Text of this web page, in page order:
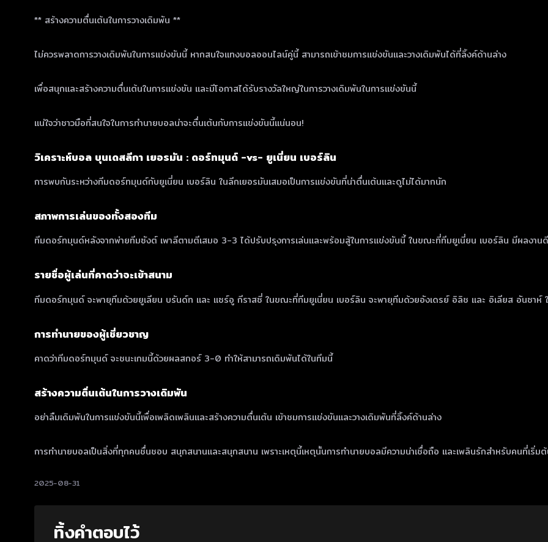
** สร้างความตื่นเต้นในการวางเดิมพัน **
ไม่ควรพลาดการวางเดิมพันในการแข่งขันนี้ หากสนใจแทงบอลออนไลน์คู่นี้ สามารถเข้าชมการแข่งขันและวางเดิมพันได้ที่ลิ้งค์ด้านล่าง
เพื่อสนุกและสร้างความตื่นเต้นในการแข่งขัน และมีโอกาสได้รับรางวัลใหญ่ในการวางเดิมพันในการแข่งขันนี้
แน่ใจว่าชาวมือที่สนใจในการทำนายบอลน่าจะตื่นเต้นกับการแข่งขันนี้แน่นอน!
วิเคราะห์บอล บุนเดสลีกา เยอรมัน : ดอร์ทมุนด์ -vs- ยูเนี่ยน เบอร์ลิน
การพบกันระหว่างทีมดอร์ทมุนด์กับยูเนี่ยน เบอร์ลิน ในลีกเยอรมันเสมอเป็นการแข่งขันที่น่าตื่นเต้นและดูไม่ได้มากนัก
สภาพการเล่นของทั้งสองทีม
ทีมดอร์ทมุนด์หลังจากพ่ายทีมซังต์ เพาลีตามตีเสมอ 3-3 ได้ปรับปรุงการเล่นและพร้อมสู้ในการแข่งขันนี้ ในขณะที่ทีมยูเนี่ยน เบอร์ลิน มีผลงาน
รายชื่อผู้เล่นที่คาดว่าจะเข้าสนาม
ทีมดอร์ทมุนด์ จะพายุทีมด้วยยูเลียน บรันด์ท และ แซร์อู กีราสซี่ ในขณะที่ทีมยูเนี่ยน เบอร์ลิน จะพายุทีมด้วยอังเดรย์ อิลิช และ อิเลียส อันซาห์
การทำนายของผู้เชี่ยวชาญ
คาดว่าทีมดอร์ทมุนด์ จะชนะเกมนี้ด้วยผลสกอร์ 3-0 ทำให้สามารถเดิมพันได้ในทีมนี้
สร้างความตื่นเต้นในการวางเดิมพัน
อย่าลืมเดิมพันในการแข่งขันนี้เพื่อเพลิดเพลินและสร้างความตื่นเต้น เข้าชมการแข่งขันและวางเดิมพันที่ลิ้งค์ด้านล่าง
การทำนายบอลเป็นสิ่งที่ทุกคนชื่นชอบ สนุกสนานและสนุกสนาน เพราะเหตุนี้เหตุนั้นการทำนายบอลมีความน่าเชื่อถือ และเพลินรักสำหรับคนที่เริ่ม
2025-08-31
ทิ้งคำตอบไว้